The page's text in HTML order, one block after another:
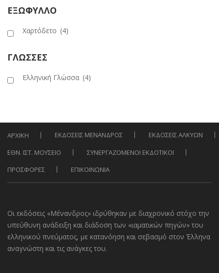
ΕΞΩΦΥΛΛΟ
Χαρτόδετο (4)
ΓΛΩΣΣΕΣ
Ελληνική Γλώσσα (4)
ΑΡΧΙΚΗ ΕΚΔΟΣΕΙΣ ΜΕΝΑΝΔΡΟΣ
ΕΚΔΟΣΕΙΣ ΑΛΚΥΩΝ
ΕΘΝ. ΙΣΤ. ΜΟΥΣΕΙΟ
ΣΥΝΕΡΓΑΖΟΜΕΝΟΙ ΕΚΔΟΤΙΚΟΙ
ΠΡΟΣΦΟΡΕΣ
ΕΠΙΚΟΙΝΩΝΙΑ
Οι εκδόσεις «Μένανδρος» ιδρύθηκαν με διαχρονικό στόχο την
υπεύθυνη ανάδειξη και διάδοση των «ιαματικών πηγών» του
ελληνικού πνεύματος, με κατανόηση και σεβασμό στον Έλληνα
αναγνώστη και τις ανάγκες του.